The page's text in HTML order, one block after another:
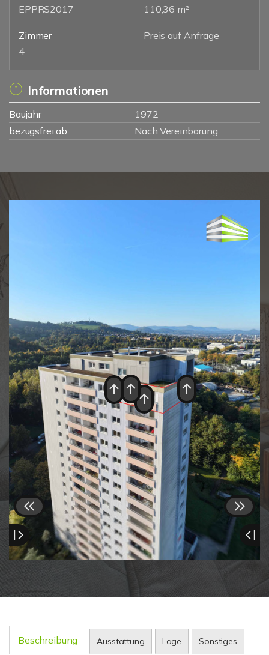
EPPRS2017
110,36 m²
Zimmer
4
Preis auf Anfrage
Informationen
Baujahr
1972
bezugsfrei ab
Nach Vereinbarung
Beschreibung Ausstattung Lage Sonstiges